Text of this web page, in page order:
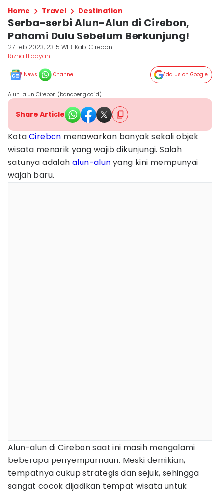
Home Travel Destination
Serba-serbi Alun-Alun di Cirebon,
Pahami Dulu Sebelum Berkunjung!
27 Feb 2023, 23:15 WIB Kab. Cirebon
Rizna Hidayah
News Channel Add Us on Google
Alun-alun Cirebon (bandoeng.co.id)
Share Article
Kota Cirebon menawarkan banyak sekali objek
wisata menarik yang wajib dikunjungi. Salah
satunya adalahalun-alun yang kini mempunyai
wajah baru.
Alun-alun di Cirebon saat ini masih mengalami
beberapa penyempurnaan. Meski demikian,
tempatnya cukup strategis dan sejuk, sehingga
sangat cocok dijadikan tempat wisata untuk